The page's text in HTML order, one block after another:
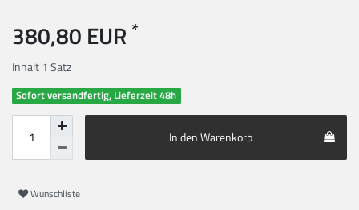
380,80 EUR *
Inhalt1 Satz
Sofort versandfertig, Lieferzeit 48h
In den Warenkorb
Wunschliste